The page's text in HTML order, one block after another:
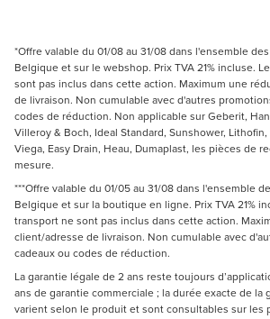
*Offre valable du 01/08 au 31/08 dans l'ensemble
Belgique et sur le webshop. Prix TVA 21% incluse.
sont pas inclus dans cette action. Maximum une
de livraison. Non cumulable avec d'autres
codes de réduction. Non applicable sur Geberit,
Villeroy & Boch, Ideal Standard, Sunshower,
Viega, Easy Drain, Heau, Dumaplast, les pièces de
mesure.
***Offre valable du 01/05 au 31/08 dans l'ensemble
Belgique et sur la boutique en ligne. Prix TVA 21%
transport ne sont pas inclus dans cette action.
client/adresse de livraison. Non cumulable avec
cadeaux ou codes de réduction.
La garantie légale de 2 ans reste toujours
ans de garantie commerciale ; la durée exacte de la
varient selon le produit et sont consultables sur les